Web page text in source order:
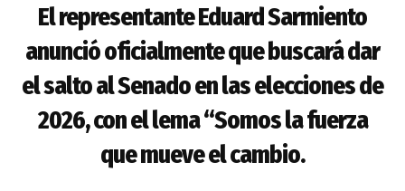
El representante Eduard Sarmiento
anunció oficialmente que buscará dar
el salto al Senado en las elecciones de
2026, con el lema “Somos la fuerza
que mueve el cambio.